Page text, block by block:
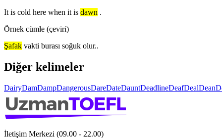
It is cold here when it is dawn .
Örnek cümle (çeviri)
Şafak vakti burası soğuk olur..
Diğer kelimeler
DairyDamDampDangerousDareDateDauntDeadlineDeafDealDean
İletişim Merkezi (09.00 - 22.00)